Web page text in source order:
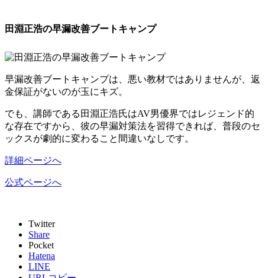
田淵正浩の早漏改善ブートキャンプ
早漏改善ブートキャンプは、悪い教材ではありませんが、返
金保証がないのが玉にキズ。
でも、講師である田淵正浩氏はAV男優界ではレジェンド的
な存在ですから、彼の早漏対策法を習得できれば、 普段のセ
ックスが劇的に変わること間違いなしです。
詳細ページへ
公式ページへ
Twitter
Share
Pocket
Hatena
LINE